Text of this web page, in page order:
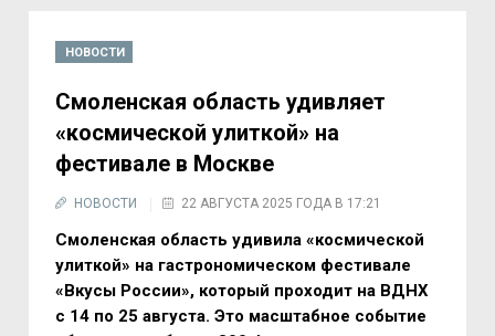
НОВОСТИ
Смоленская область удивляет
«космической улиткой» на
фестивале в Москве
НОВОСТИ 22 АВГУСТА 2025 ГОДА В 17:21
Смоленская область удивила «космической
улиткой» на гастрономическом фестивале
«Вкусы России», который проходит на ВДНХ
с 14 по 25 августа. Это масштабное событие